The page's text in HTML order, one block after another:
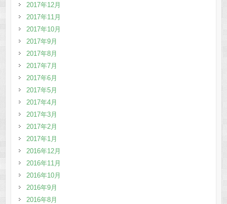
2017年12月
2017年11月
2017年10月
2017年9月
2017年8月
2017年7月
2017年6月
2017年5月
2017年4月
2017年3月
2017年2月
2017年1月
2016年12月
2016年11月
2016年10月
2016年9月
2016年8月